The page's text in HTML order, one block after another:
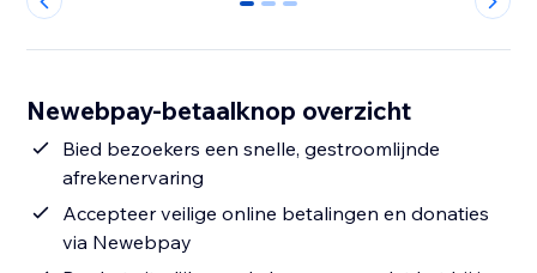
0 1 2
Newebpay-betaalknop overzicht
Bied bezoekers een snelle, gestroomlijnde
afrekenervaring
Accepteer veilige online betalingen en donaties
via Newebpay